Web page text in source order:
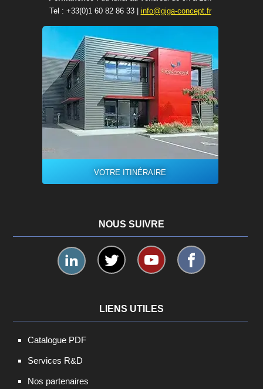
Tel : +33(0)1 60 82 86 33| info@giga-concept.fr
VOTRE ITINÉRAIRE
NOUS SUIVRE
LIENS UTILES
Catalogue PDF
Services R&D
Nos partenaires